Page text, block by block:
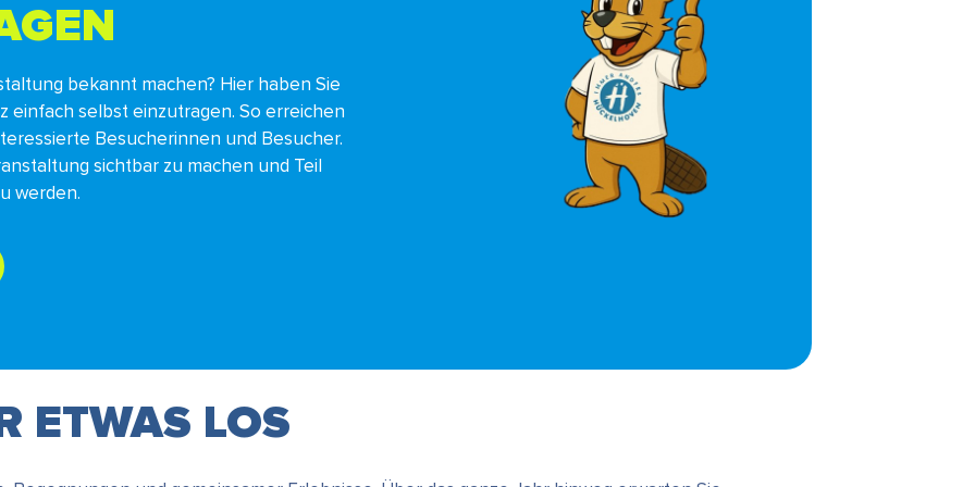
bekannt machen? Hier haben Sie
einfach selbst einzutragen. So erreichen
Besucherinnen und Besucher.
sichtbar zu machen und Teil
werden.
ETWAS LOS